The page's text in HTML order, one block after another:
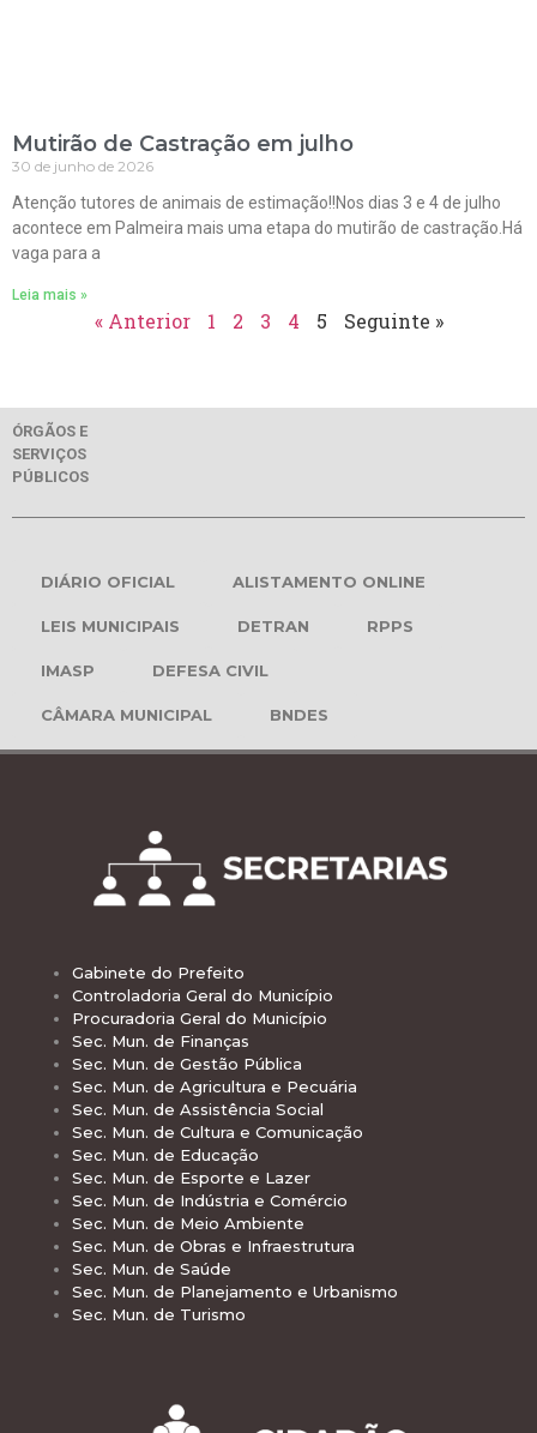
Mutirão de Castração em julho
30 de junho de 2026
Atenção tutores de animais de estimação!!Nos dias 3 e 4 de julho
acontece em Palmeira mais uma etapa do mutirão de castração.Há
vaga para a
Leia mais »
« Anterior 1 2 3 4 5 Seguinte »
ÓRGÃOS E
SERVIÇOS
PÚBLICOS
DIÁRIO OFICIAL ALISTAMENTO ONLINE
LEIS MUNICIPAIS DETRAN RPPS
IMASP DEFESA CIVIL
CÂMARA MUNICIPAL BNDES
Gabinete do Prefeito
Controladoria Geral do Município
Procuradoria Geral do Município
Sec. Mun. de Finanças
Sec. Mun. de Gestão Pública
Sec. Mun. de Agricultura e Pecuária
Sec. Mun. de Assistência Social
Sec. Mun. de Cultura e Comunicação
Sec. Mun. de Educação
Sec. Mun. de Esporte e Lazer
Sec. Mun. de Indústria e Comércio
Sec. Mun. de Meio Ambiente
Sec. Mun. de Obras e Infraestrutura
Sec. Mun. de Saúde
Sec. Mun. de Planejamento e Urbanismo
Sec. Mun. de Turismo